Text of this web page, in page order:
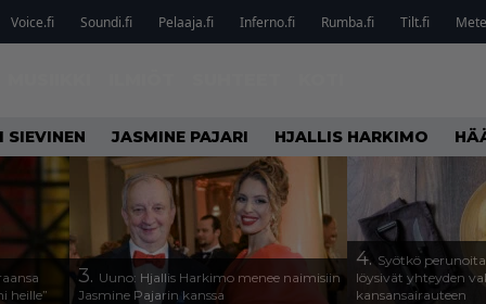
Voice.fi Soundi.fi Pelaaja.fi Inferno.fi Rumba.fi Tilt.fi
SIEVINEN JASMINE PAJARI HJALLIS HARKIMO
heille”
3. Uuno: Hjallis Harkimo menee naimisiin
Jasmine Pajarin kanssa
4. Syötkö
löysivät yhteyden
kansansairauteen